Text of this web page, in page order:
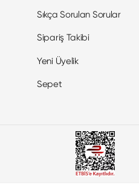
Sıkça Sorulan Sorular
Sipariş Takibi
Yeni Üyelik
Sepet